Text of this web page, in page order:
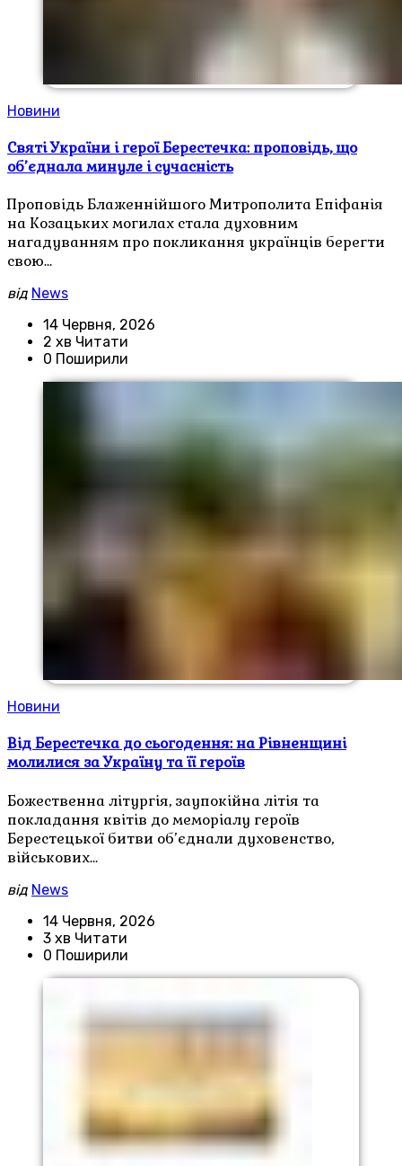
Новини
Святі України і герої Берестечка: проповідь, що
об’єднала минуле і сучасність
Проповідь Блаженнійшого Митрополита Епіфанія
на Козацьких могилах стала духовним
нагадуванням про покликання українців берегти
свою…
від News
14 Червня, 2026
2 хв Читати
0 Поширили
Новини
Від Берестечка до сьогодення: на Рівненщині
молилися за Україну та її героїв
Божественна літургія, заупокійна літія та
покладання квітів до меморіалу героїв
Берестецької битви об’єднали духовенство,
військових…
від News
14 Червня, 2026
3 хв Читати
0 Поширили